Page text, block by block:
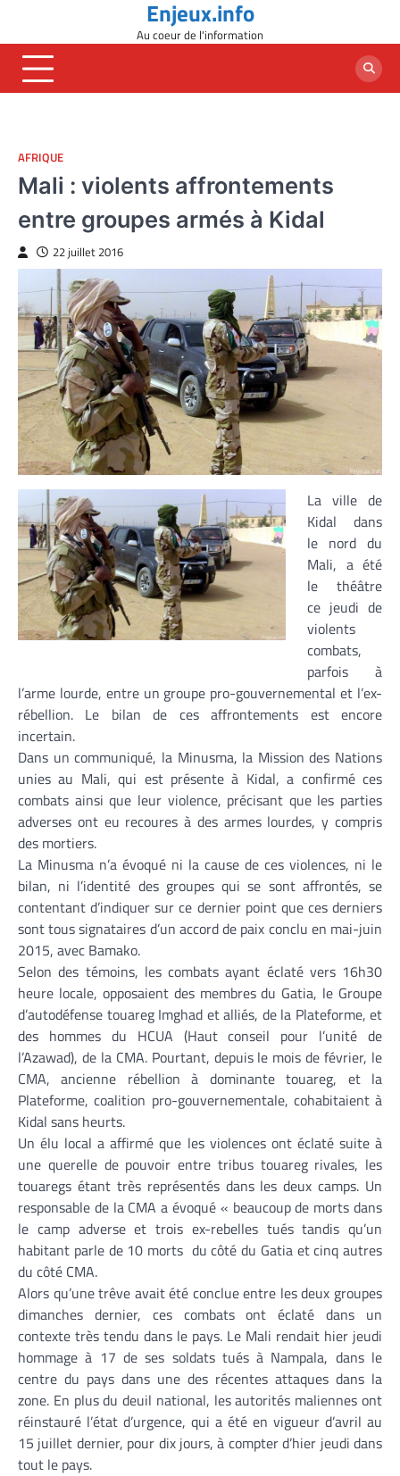
content
Enjeux.info
Au coeur de l'information
AFRIQUE
Mali : violents affrontements
entre groupes armés à Kidal
22 juillet 2016
La ville de
Kidal dans
le nord du
Mali, a été
le théâtre
ce jeudi de
violents
combats,
parfois à
l’arme lourde, entre un groupe pro-gouvernemental et l’ex-
rébellion. Le bilan de ces affrontements est encore
incertain.
Dans un communiqué, la Minusma, la Mission des Nations
unies au Mali, qui est présente à Kidal, a confirmé ces
combats ainsi que leur violence, précisant que les parties
adverses ont eu recoures à des armes lourdes, y compris
des mortiers.
La Minusma n’a évoqué ni la cause de ces violences, ni le
bilan, ni l’identité des groupes qui se sont affrontés, se
contentant d’indiquer sur ce dernier point que ces derniers
sont tous signataires d’un accord de paix conclu en mai-juin
2015, avec Bamako.
Selon des témoins, les combats ayant éclaté vers 16h30
heure locale, opposaient des membres du Gatia, le Groupe
d’autodéfense touareg Imghad et alliés, de la Plateforme, et
des hommes du HCUA (Haut conseil pour l’unité de
l’Azawad), de la CMA. Pourtant, depuis le mois de février, le
CMA, ancienne rébellion à dominante touareg, et la
Plateforme, coalition pro-gouvernementale, cohabitaient à
Kidal sans heurts.
Un élu local a affirmé que les violences ont éclaté suite à
une querelle de pouvoir entre tribus touareg rivales, les
touaregs étant très représentés dans les deux camps. Un
responsable de la CMA a évoqué « beaucoup de morts dans
le camp adverse et trois ex-rebelles tués tandis qu’un
habitant parle de 10 morts du côté du Gatia et cinq autres
du côté CMA.
Alors qu’une trêve avait été conclue entre les deux groupes
dimanches dernier, ces combats ont éclaté dans un
contexte très tendu dans le pays. Le Mali rendait hier jeudi
hommage à 17 de ses soldats tués à Nampala, dans le
centre du pays dans une des récentes attaques dans la
zone. En plus du deuil national, les autorités maliennes ont
réinstauré l’état d’urgence, qui a été en vigueur d’avril au
15 juillet dernier, pour dix jours, à compter d’hier jeudi dans
tout le pays.